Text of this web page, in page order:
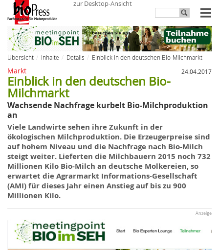
zur Desktop-Ansicht
Übersicht Inhalte Details Einblick in den deutschen Bio-Milchmarkt
Markt 24.04.2017
Einblick in den deutschen Bio-
Milchmarkt
Wachsende Nachfrage kurbelt Bio-Milchproduktion
an
Viele Landwirte sehen ihre Zukunft in der
ökologischen Milchproduktion. Die Erzeugerpreise sind
auf hohem Niveau und die Nachfrage nach Bio-Milch
steigt weiter. Lieferten die Milchbauern 2015 noch 732
Millionen Kilo Bio-Milch an deutsche Molkereien, so
erwartet die Agrarmarkt Informations-Gesellschaft
(AMI) für dieses Jahr einen Anstieg auf bis zu 900
Millionen Kilo.
Anzeige